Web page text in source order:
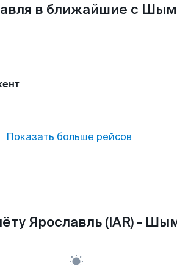
в ближайшие с
Показать больше рейсов
Ярославль (IAR) -